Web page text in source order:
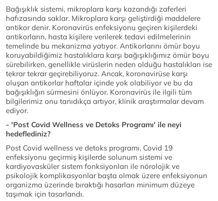
Bağışıklık sistemi, mikroplara karşı kazandığı zaferleri
hafızasında saklar. Mikroplara karşı geliştirdiği maddelere
antikor denir. Koronavirüs enfeksiyonu geçiren kişilerdeki
antikorların, hasta kişilere verilerek tedavi edilmelerinin
temelinde bu mekanizma yatıyor. Antikorlarını ömür boyu
koruyabildiğimiz hastalıklara karşı bağışıklığımız ömür boyu
sürebilirken, genellikle virüslerin neden olduğu hastalıkları ise
tekrar tekrar geçirebiliyoruz. Ancak, koronavirüse karşı
oluşan antikorlar haftalar içinde yok olabiliyor ve bu da
bağışıklığın sürmesini önlüyor. Koronavirüs ile ilgili tüm
bilgilerimiz onu tanıdıkça artıyor, klinik araştırmalar devam
ediyor.
- 'Post Covid Wellness ve Detoks Programı' ile neyi
hedeflediniz?
Post Covid wellness ve detoks programı, Covid 19
enfeksiyonu geçirmiş kişilerde solunum sistemi ve
kardiyovasküler sistem fonksiyonları ile nörolojik ve
psikolojik komplikasyonlar başta olmak üzere enfeksiyonun
organizma üzerinde bıraktığı hasarları minimum düzeye
taşımak için tasarlandı.